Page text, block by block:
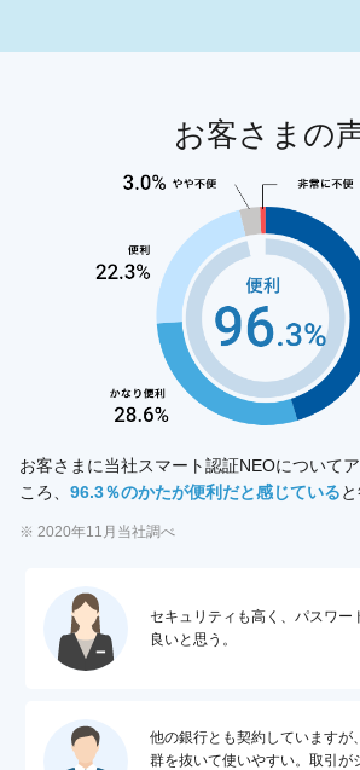
お客さまの
お客さまに当社スマート認証NEOについて
ころ、 96.3％のかたが便利だと感じている
※ 2020年11月当社調べ
セキュリティも高く、パスワー
良いと思う。
他の銀行とも契約していますが
群を抜いて使いやすい。取引が